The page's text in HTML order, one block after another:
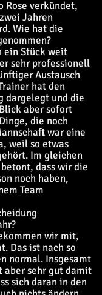
Rose verkündet,
Jahren
Wie hat die
ein Stück weit
sehr professionell
Austausch
hat den
dargelegt und die
aber sofort
die noch
war eine
weil so etwas
Im gleichen
dass wir die
noch haben,
Team
wir mit,
Das ist nach so
normal. Insgesamt
aber sehr gut damit
sich daran in den